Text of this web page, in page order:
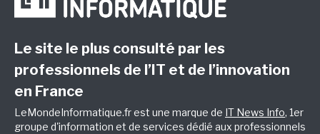
Le site le plus consulté par les
professionnels de l’IT et de l’innovation
en France
LeMondeInformatique.fr est une marque de IT News Info, 1er
groupe d'information et de services dédié aux professionnels